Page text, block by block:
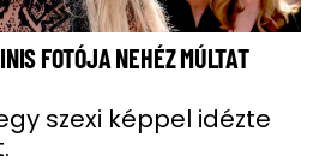
FOTÓJA NEHÉZ MÚLTAT
szexi képpel idézte